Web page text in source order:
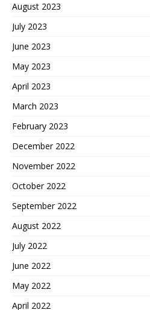
August 2023
July 2023
June 2023
May 2023
April 2023
March 2023
February 2023
December 2022
November 2022
October 2022
September 2022
August 2022
July 2022
June 2022
May 2022
April 2022